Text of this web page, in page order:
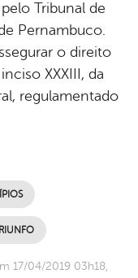
Tribunal de
Pernambuco.
o direito
XXXIII, da
regulamentado
17/04/2019 03h18,